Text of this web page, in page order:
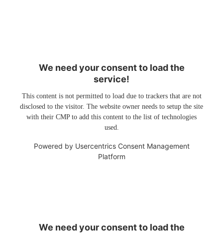
We need your consent to load the
service!
This content is not permitted to load due to trackers that are not
disclosed to the visitor. The website owner needs to setup the site
with their CMP to add this content to the list of technologies
used.
Powered by Usercentrics Consent Management
Platform
We need your consent to load the